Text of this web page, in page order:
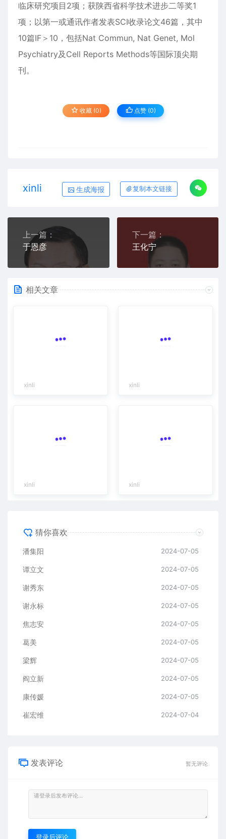
临床研究项目2项；获陕西省科学技术进步二等奖1
项；以第一或通讯作者发表SCI收录论文46篇，其中
10篇IF＞10，包括Nat Commun, Nat Genet, Mol
Psychiatry及Cell Reports Methods等国际顶尖期
刊。
收藏 (0) 点赞 (0)
xinli 生成海报 复制本文链接
上一篇：
于恩彦
下一篇：
王化宁
相关文章
xinli xinli
xinli xinli
猜你喜欢
潘集阳 2024-07-05
谭立文 2024-07-05
谢秀东 2024-07-05
谢永标 2024-07-05
焦志安 2024-07-05
葛美 2024-07-05
梁辉 2024-07-05
阎立新 2024-07-05
康传媛 2024-07-05
崔宏维 2024-07-04
发表评论 暂无评论
登录后评论